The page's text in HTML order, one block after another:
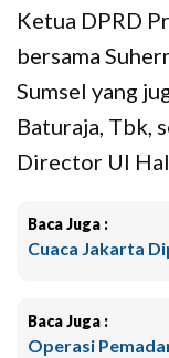
Ketua DPRD
bersama
Sumsel yang
Baturaja, Tbk,
Director UI
Baca Juga :
Cuaca Jakarta
Baca Juga :
Operasi